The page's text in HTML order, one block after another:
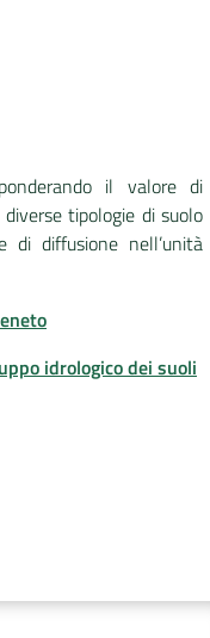
il valore di
tipologie di suolo
di diffusione nell’unità
idrologico dei suoli